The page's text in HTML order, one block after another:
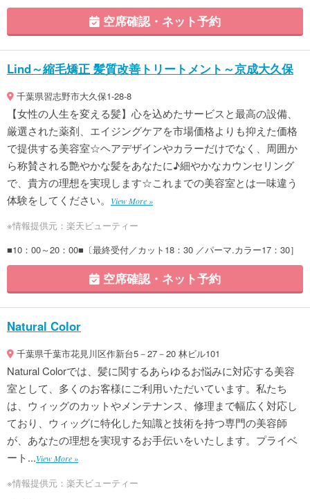
空席確認・ネット予約
Lind～縮毛矯正 髪質改善トリートメント～京成大久保
千葉県習志野市大久保1-28-8
【女性の人生を変える髪】心を込めたサービスと最高の設備、
厳選された薬剤、エイジングケアを市場価格よりも抑えた価格
で提供する美容室☆ヘアデザインやカラーだけでなく、周囲か
ら称賛される艶やかな髪をあなたに♪細やかなカウンセリング
で、貴方の理想を実現します☆これまでの美容室とは一味違う
体験をしてください。
View More »
※情報提供元：楽天ビューティー
■10：00～20：00■〔最終受付／カット18：30 ／パーマ.カラー17：30］
空席確認・ネット予約
Natural Color
千葉県千葉市花見川区作新台5－27－20 林ビル101
Natural Colorでは、髪に関するあらゆるお悩みに対応する美容
室として、多くのお客様にご利用いただいています。私たち
は、ウィッグのカットやメンテナンス、修理まで幅広く対応し
ており、ウィッグに特化した知識と技術を持つ専門の美容師
が、あなたの理想を実現するお手伝いをいたします。プライベ
ート...View More »
※情報提供元：楽天ビューティー